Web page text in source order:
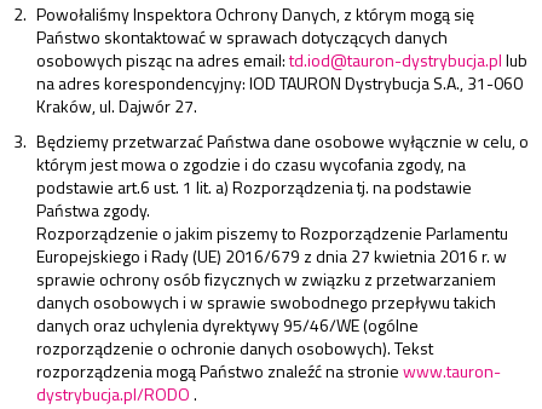
Powołaliśmy Inspektora Ochrony Danych, z którym mogą się
Państwo skontaktować w sprawach dotyczących danych
osobowych pisząc na adres email:td.iod@tauron-dystrybucja.pllub
na adres korespondencyjny: IOD TAURON Dystrybucja S.A., 31-060
Kraków, ul. Dajwór 27.
Będziemy przetwarzać Państwa dane osobowe wyłącznie w celu, o
którym jest mowa o zgodzie i do czasu wycofania zgody, na
podstawie art.6 ust. 1 lit. a) Rozporządzenia tj. na podstawie
Państwa zgody.
Rozporządzenie o jakim piszemy to Rozporządzenie Parlamentu
Europejskiego i Rady (UE) 2016/679 z dnia 27 kwietnia 2016 r. w
sprawie ochrony osób fizycznych w związku z przetwarzaniem
danych osobowych i w sprawie swobodnego przepływu takich
danych oraz uchylenia dyrektywy 95/46/WE (ogólne
rozporządzenie o ochronie danych osobowych). Tekst
rozporządzenia mogą Państwo znaleźć na stroniewww.tauron-
dystrybucja.pl/RODO.